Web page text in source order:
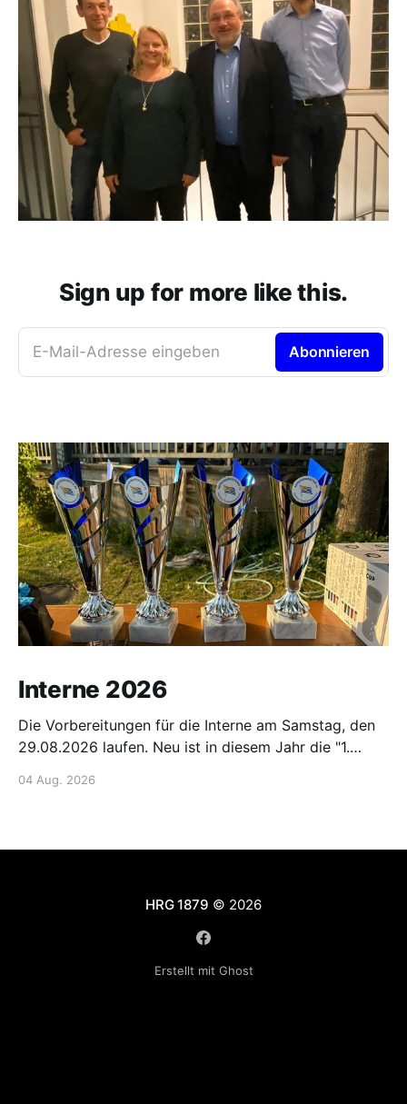
Sign up for more like this.
E-Mail-Adresse eingeben Abonnieren
Interne 2026
Die Vorbereitungen für die Interne am Samstag, den
29.08.2026 laufen. Neu ist in diesem Jahr die "1.
Starterinnen und Starter gefragt!! Gemeldet werden
04 Aug. 2026
HRG 1879 © 2026
Erstellt mit Ghost